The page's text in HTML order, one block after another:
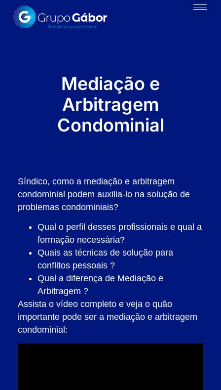
Mediação e
Arbitragem
Condominial
Síndico, como a mediação e arbitragem
condominial podem auxilia-lo na solução de
problemas condominiais?
Qual o perfil desses profissionais e qual a
formação necessária?
Quais as técnicas de solução para
conflitos pessoais ?
Qual a diferença de Mediação e
Arbitragem ?
Assista o vídeo completo e veja o quão
importante pode ser a mediação e arbitragem
condominial: